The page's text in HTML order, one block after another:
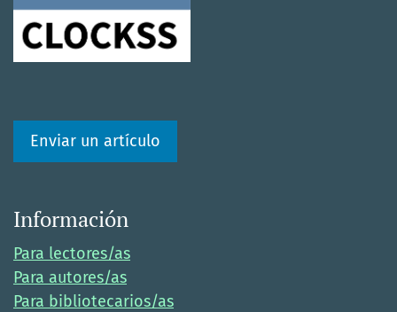
Enviar un artículo
Información
Para lectores/as
Para autores/as
Para bibliotecarios/as